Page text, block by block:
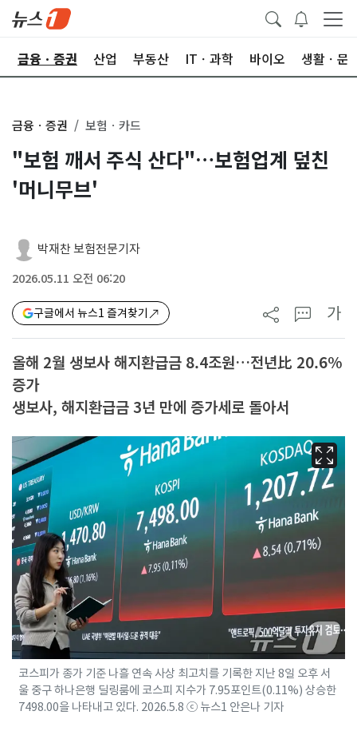
금융ㆍ증권 산업 부동산 ITㆍ과학 바이오 생활ㆍ문
금융ㆍ증권 보험ㆍ카드
"보험 깨서 주식 산다"…보험업계 덮친
'머니무브'
박재찬 보험전문기자
2026.05.11 오전 06:20
구글에서 뉴스1 즐겨찾기 가
올해 2월 생보사 해지환급금 8.4조원…전년比 20.6%
증가
생보사, 해지환급금 3년 만에 증가세로 돌아서
코스피가 종가 기준 나흘 연속 사상 최고치를 기록한 지난 8일 오후 서
울 중구 하나은행 딜링룸에 코스피 지수가 7.95포인트(0.11%) 상승한
7498.00을 나타내고 있다. 2026.5.8 ⓒ 뉴스1 안은나 기자